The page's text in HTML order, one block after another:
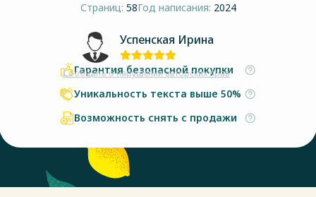
Страниц: 58Год написания: 2024
Успенская Ирина
Сообщить о нарушении авторских прав
Гарантия безопасной покупки
Уникальность текста выше 50%
Возможность снять с продажи